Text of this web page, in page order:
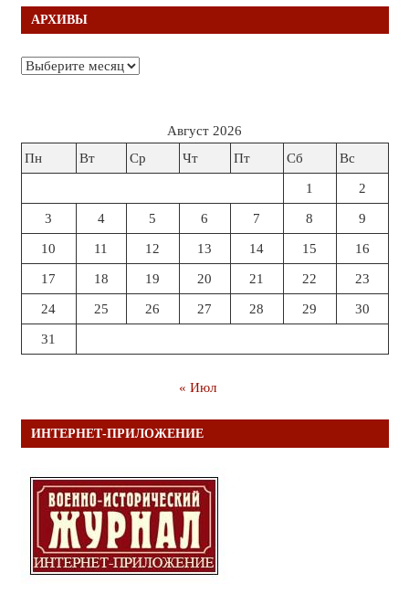
АРХИВЫ
Архивы
Август 2026
Пн
Вт Ср Чт Пт Сб Вс
1 2
3 4 5 6 7 8 9
10 11 12 13 14 15 16
17 18 19 20 21 22 23
24 25 26 27 28 29 30
31
« Июл
ИНТЕРНЕТ-ПРИЛОЖЕНИЕ